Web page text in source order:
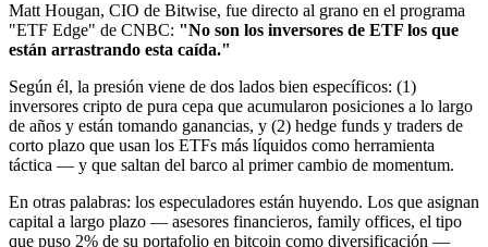
Matt Hougan, CIO de Bitwise, fue directo al grano en el programa
"ETF Edge" de CNBC: "No son los inversores de ETF los que
están arrastrando esta caída."
Según él, la presión viene de dos lados bien específicos: (1)
inversores cripto de pura cepa que acumularon posiciones a lo largo
de años y están tomando ganancias, y (2) hedge funds y traders de
corto plazo que usan los ETFs más líquidos como herramienta
táctica — y que saltan del barco al primer cambio de momentum.
En otras palabras: los especuladores están huyendo. Los que asignan
capital a largo plazo — asesores financieros, family offices, el tipo
que puso 2% de su portafolio en bitcoin como diversificación —